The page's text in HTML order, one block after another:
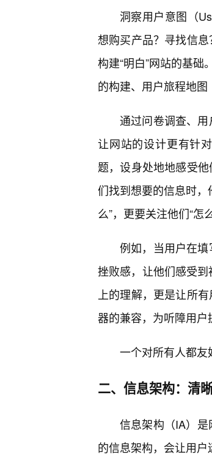
洞察用户意图（
想购买产品？寻找信
构建“明白”网站的基础
的构建、用户旅程地图
通过问卷调查、
让网站的设计更有针
题，设身处地地感受
们找到想要的信息时
么”，更要关注他们“怎
例如，当用户在
挫败感，让他们感受
上的理解，更是让所
器的兼容，为听障用户
一个对所有人都友
二、信息架构：清
信息架构（IA）
的信息架构，会让用户